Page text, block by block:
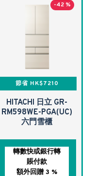
-42 %
節省 HK$7210
HITACHI 日立 GR-
RM598WE-PGA(UC)
六門雪櫃
轉數快或銀行轉
賬付款
額外回贈 3 %